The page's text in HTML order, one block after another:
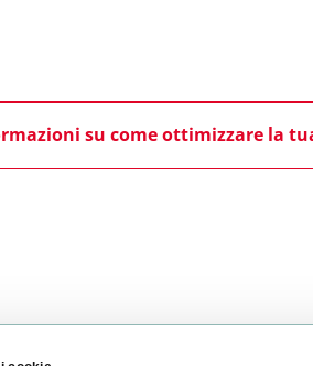
su come ottimizzare la